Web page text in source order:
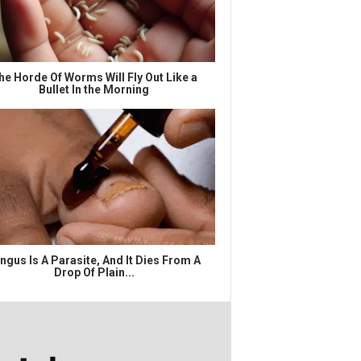
Horde Of Worms Will Fly Out Like a
Bullet In the Morning
Is A Parasite, And It Dies From A
Drop Of Plain...